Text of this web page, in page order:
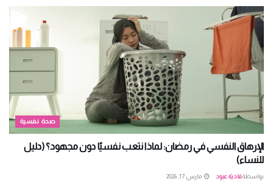
صحة نفسية
الإرهاق النفسي في رمضان: لماذا نتعب نفسيًا دون مجهود؟ (دليل
للنساء)
بواسطةفادية عبود مارس 17, 2026